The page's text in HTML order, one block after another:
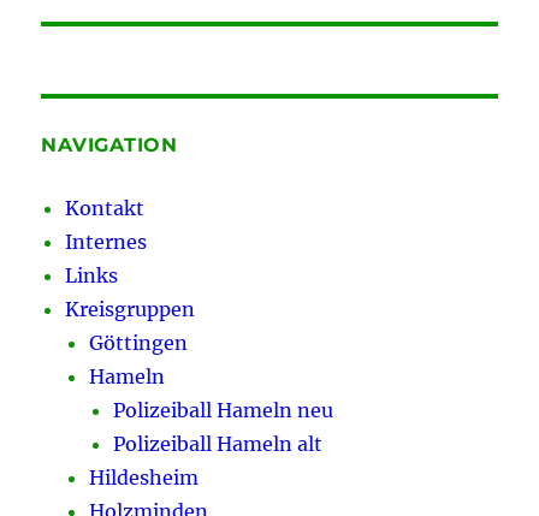
NAVIGATION
Kontakt
Internes
Links
Kreisgruppen
Göttingen
Hameln
Polizeiball Hameln neu
Polizeiball Hameln alt
Hildesheim
Holzminden